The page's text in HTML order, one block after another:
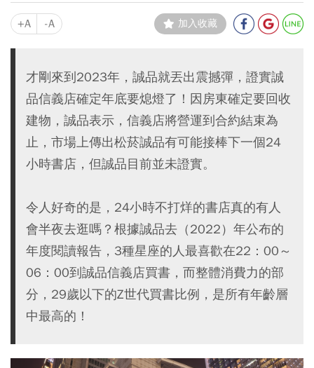
+A -A 加入收藏
才剛來到2023年，誠品就丟出震撼彈，證實誠
品信義店確定年底要熄燈了！因房東確定要回收
建物，誠品表示，信義店將營運到合約結束為
止，市場上傳出松菸誠品有可能接棒下一個24
小時書店，但誠品目前並未證實。
令人好奇的是，24小時不打烊的書店真的有人
會半夜去逛嗎？根據誠品去（2022）年公布的
年度閱讀報告，3種星座的人最喜歡在22：00～
06：00到誠品信義店買書，而整體消費力的部
分，29歲以下的Z世代買書比例，是所有年齡層
中最高的！